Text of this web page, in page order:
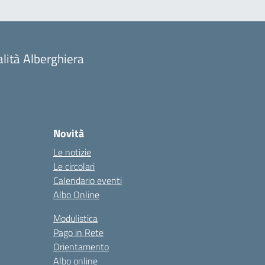
Alberghiera
Novità
Le notizie
Le circolari
Calendario eventi
Albo Online
Modulistica
Pago in Rete
Orientamento
Albo online